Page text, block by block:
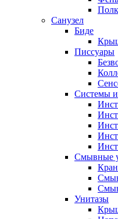
Санузел
Биде
Писсуары
Системы
Смывные
Унитазы